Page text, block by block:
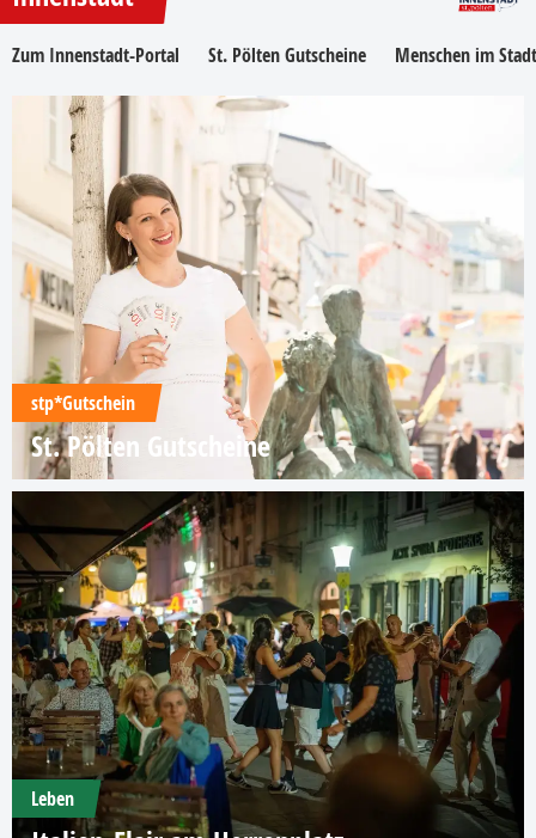
Zum Innenstadt-Portal St. Pölten Gutscheine Menschen im
stp*Gutschein
St. Pölten Gutscheine
Leben